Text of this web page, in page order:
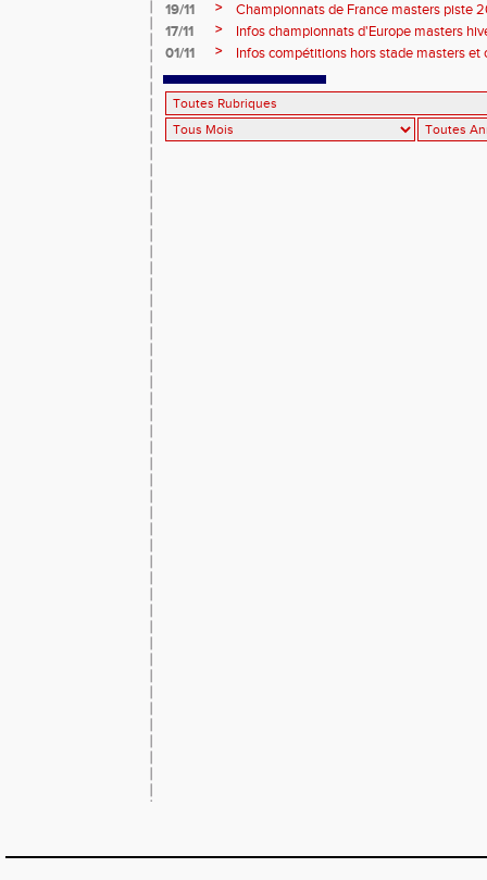
2026, site de l'organisation.
19/11 >
Championnats de France masters piste
17/11
>
Infos championnats d'Europe masters
01/11
> Infos compétitions hors stade masters et